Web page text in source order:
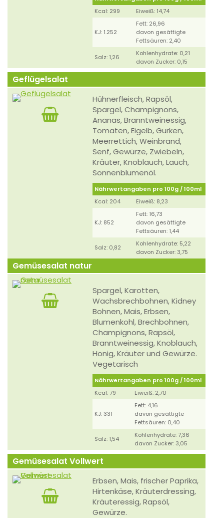
Kcal: 299
Eiweiß: 14,74
KJ: 1.252
Fett: 26,96
davon gesättigte
Fettsäuren: 2,40
Salz: 1,26
Kohlenhydrate: 0,21
davon Zucker: 0,15
Geflügelsalat
Hühnerfleisch, Rapsöl,
Spargel, Champignons,
Ananas, Branntweinessig,
Tomaten, Eigelb, Gurken,
Meerrettich, Weinbrand,
Senf, Gewürze, Zwiebeln,
Kräuter, Knoblauch, Lauch,
Sonnenblumenöl.
Nährwertangaben pro 100g / 100ml
Kcal: 204
Eiweiß: 8,23
KJ: 852
Fett: 16,73
davon gesättigte
Fettsäuren: 1,44
Salz: 0,82
Kohlenhydrate: 5,22
davon Zucker: 3,75
Gemüsesalat natur
Spargel, Karotten,
Wachsbrechbohnen, Kidney
Bohnen, Mais, Erbsen,
Blumenkohl, Brechbohnen,
Champignons, Rapsöl,
Branntweinessig, Knoblauch,
Honig, Kräuter und Gewürze.
Vegetarisch
Nährwertangaben pro 100g / 100ml
Kcal: 79
Eiweiß: 2,70
KJ: 331
Fett: 4,16
davon gesättigte
Fettsäuren: 0,40
Salz: 1,54
Kohlenhydrate: 7,36
davon Zucker: 3,05
Gemüsesalat Vollwert
Erbsen, Mais, frischer Paprika,
Hirtenkäse, Kräuterdressing,
Kräuteressig, Rapsöl,
Gewürze.